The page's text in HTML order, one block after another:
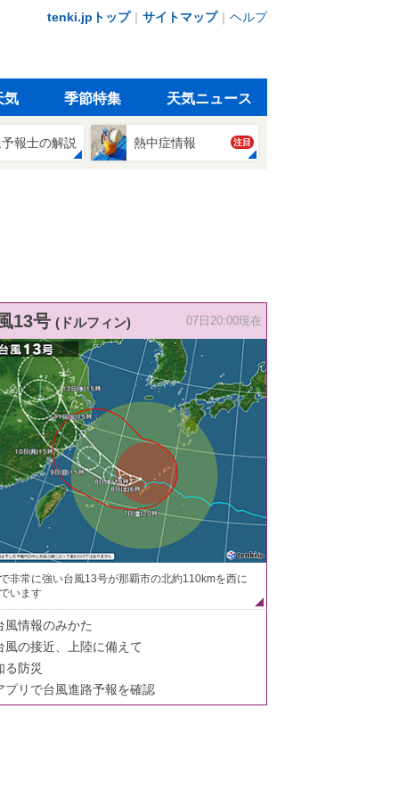
tenki.jpトップ｜ サイトマップ｜ ヘルプ
気 季節特集 天気ニュース
報士の解説 熱中症情報 注目
13号 (ドルフィン) 07日20:00現在
非常に強い台風13号が那覇市の北約110kmを西に
います
風情報のみかた
風の接近、上陸に備えて
る防災
プリで台風進路予報を確認